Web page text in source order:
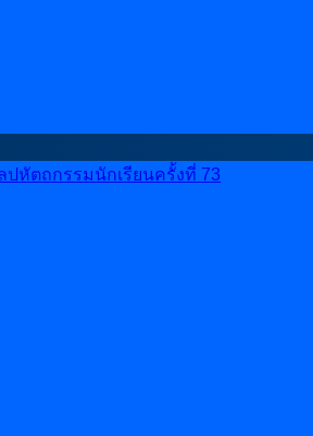
หัตถกรรมนักเรียนครั้งที่ 73